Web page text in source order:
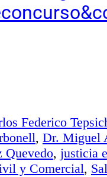
Federico
, Dr. Miguel
Quevedo, justicia
y Comercial,